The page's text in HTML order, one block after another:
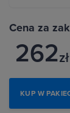
Cena za
262zł
KUP W